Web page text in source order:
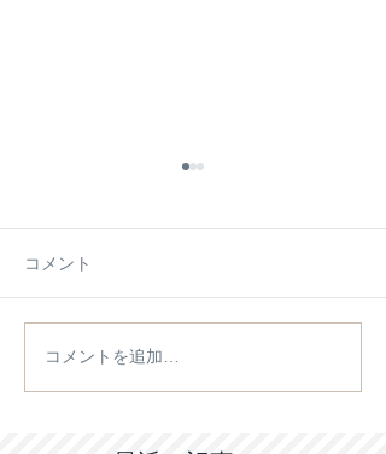
施工例【施工物件】をア
ップしました
コメント
コメントを追加…